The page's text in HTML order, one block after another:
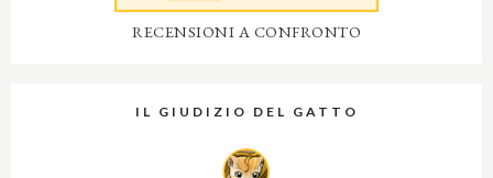
RECENSIONI A CONFRONTO
IL GIUDIZIO DEL GATTO